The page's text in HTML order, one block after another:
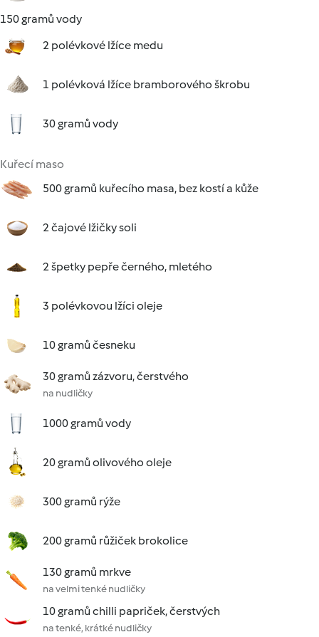
150 gramů vody
2 polévkové lžíce medu
1 polévková lžíce bramborového škrobu
30 gramů vody
Kuřecí maso
500 gramů kuřecího masa, bez kostí a kůže
2 čajové lžičky soli
2 špetky pepře černého, mletého
3 polévkovou lžíci oleje
10 gramů česneku
30 gramů zázvoru, čerstvého
na nudličky
1000 gramů vody
20 gramů olivového oleje
300 gramů rýže
200 gramů růžiček brokolice
130 gramů mrkve
na velmi tenké nudličky
10 gramů chilli papriček, čerstvých
na tenké, krátké nudličky